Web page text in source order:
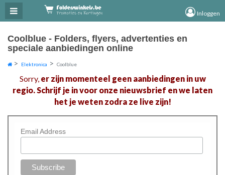
Inloggen
Coolblue - Folders, flyers, advertenties en
speciale aanbiedingen online
Elektronica Coolblue
Sorry,er zijn momenteel geen aanbiedingen in uw
regio. Schrijf je in voor onze nieuwsbrief en we laten
het je weten zodra ze live zijn!
Email Address